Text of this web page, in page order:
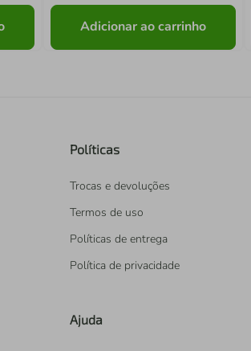
Adicionar ao carrinho
Políticas
Trocas e devoluções
Termos de uso
Políticas de entrega
Política de privacidade
Ajuda